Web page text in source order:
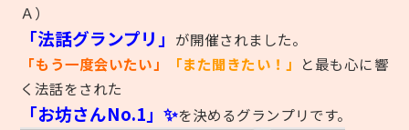
Ａ）
「法話グランプリ」 が開催されました。
「もう一度会いたい」
「また聞きたい！」 と最も心に響
く法話をされた
「お坊さんNo.1」✨を決めるグランプリです。